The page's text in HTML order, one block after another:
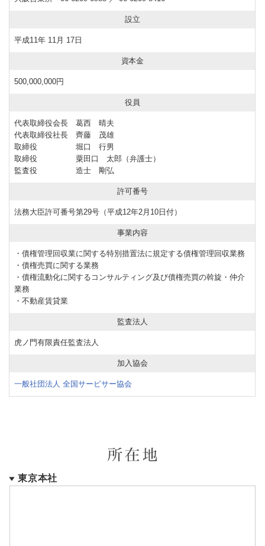
設立
平成11年 11月 17日
資本金
500,000,000円
役員
代表取締役会長 葛西 晴夫
代表取締役社長 齊藤 茂雄
取締役 堀口 行男
取締役 粟田口 太郎（弁護士）
監査役 造士 剛弘
許可番号
法務大臣許可番号第29号（平成12年2月10日付）
事業内容
・債権管理回収業に関する特別措置法に規定する債権管理回収業務
・債権売買に関する業務
・債権流動化に関するコンサルティング及び債権売買の斡旋・仲介
業務
・不動産賃貸業
監査法人
虎ノ門有限責任監査法人
加入協会
一般社団法人 全国サービサー協会
東京本社